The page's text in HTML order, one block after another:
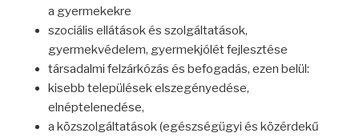
a gyermekekre
szociális ellátások és szolgáltatások,
gyermekvédelem, gyermekjólét fejlesztése
társadalmi felzárkózás és befogadás, ezen belül:
kisebb települések elszegényedése,
elnéptelenedése,
a közszolgáltatások (egészségügyi és közérdekű